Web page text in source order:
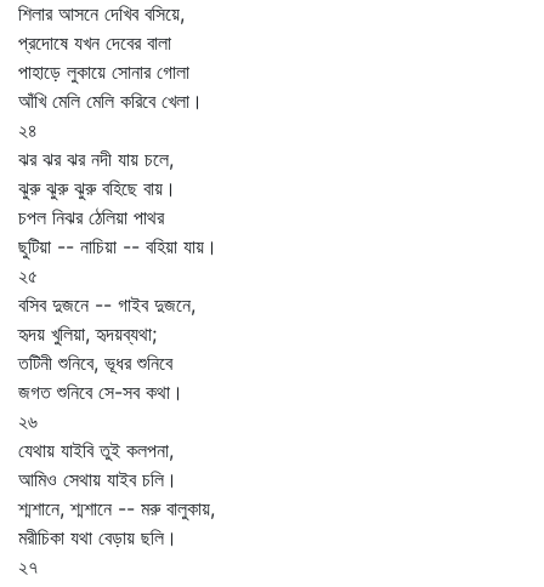
শিলার আসনে দেখিব বসিয়ে,
প্রদোষে যখন দেবের বালা
পাহাড়ে লুকায়ে সোনার গোলা
আঁখি মেলি মেলি করিবে খেলা।
২৪
ঝর ঝর ঝর নদী যায় চলে,
ঝুরু ঝুরু ঝুরু বহিছে বায়।
চপল নিঝর ঠেলিয়া পাথর
ছুটিয়া -- নাচিয়া -- বহিয়া যায়।
২৫
বসিব দুজনে -- গাইব দুজনে,
হৃদয় খুলিয়া, হৃদয়ব্যথা;
তটিনী শুনিবে, ভূধর শুনিবে
জগত শুনিবে সে-সব কথা।
২৬
যেথায় যাইবি তুই কলপনা,
আমিও সেথায় যাইব চলি।
শ্মশানে, শ্মশানে -- মরু বালুকায়,
মরীচিকা যথা বেড়ায় ছলি।
২৭